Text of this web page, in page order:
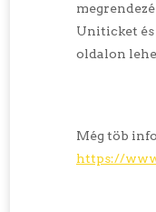
Uniticket és
oldalon
Még töb
https://